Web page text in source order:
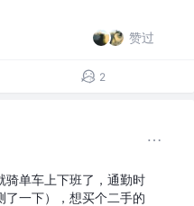
赞过
2
骑单车上下班了，通勤时
了一下），想买个二手的